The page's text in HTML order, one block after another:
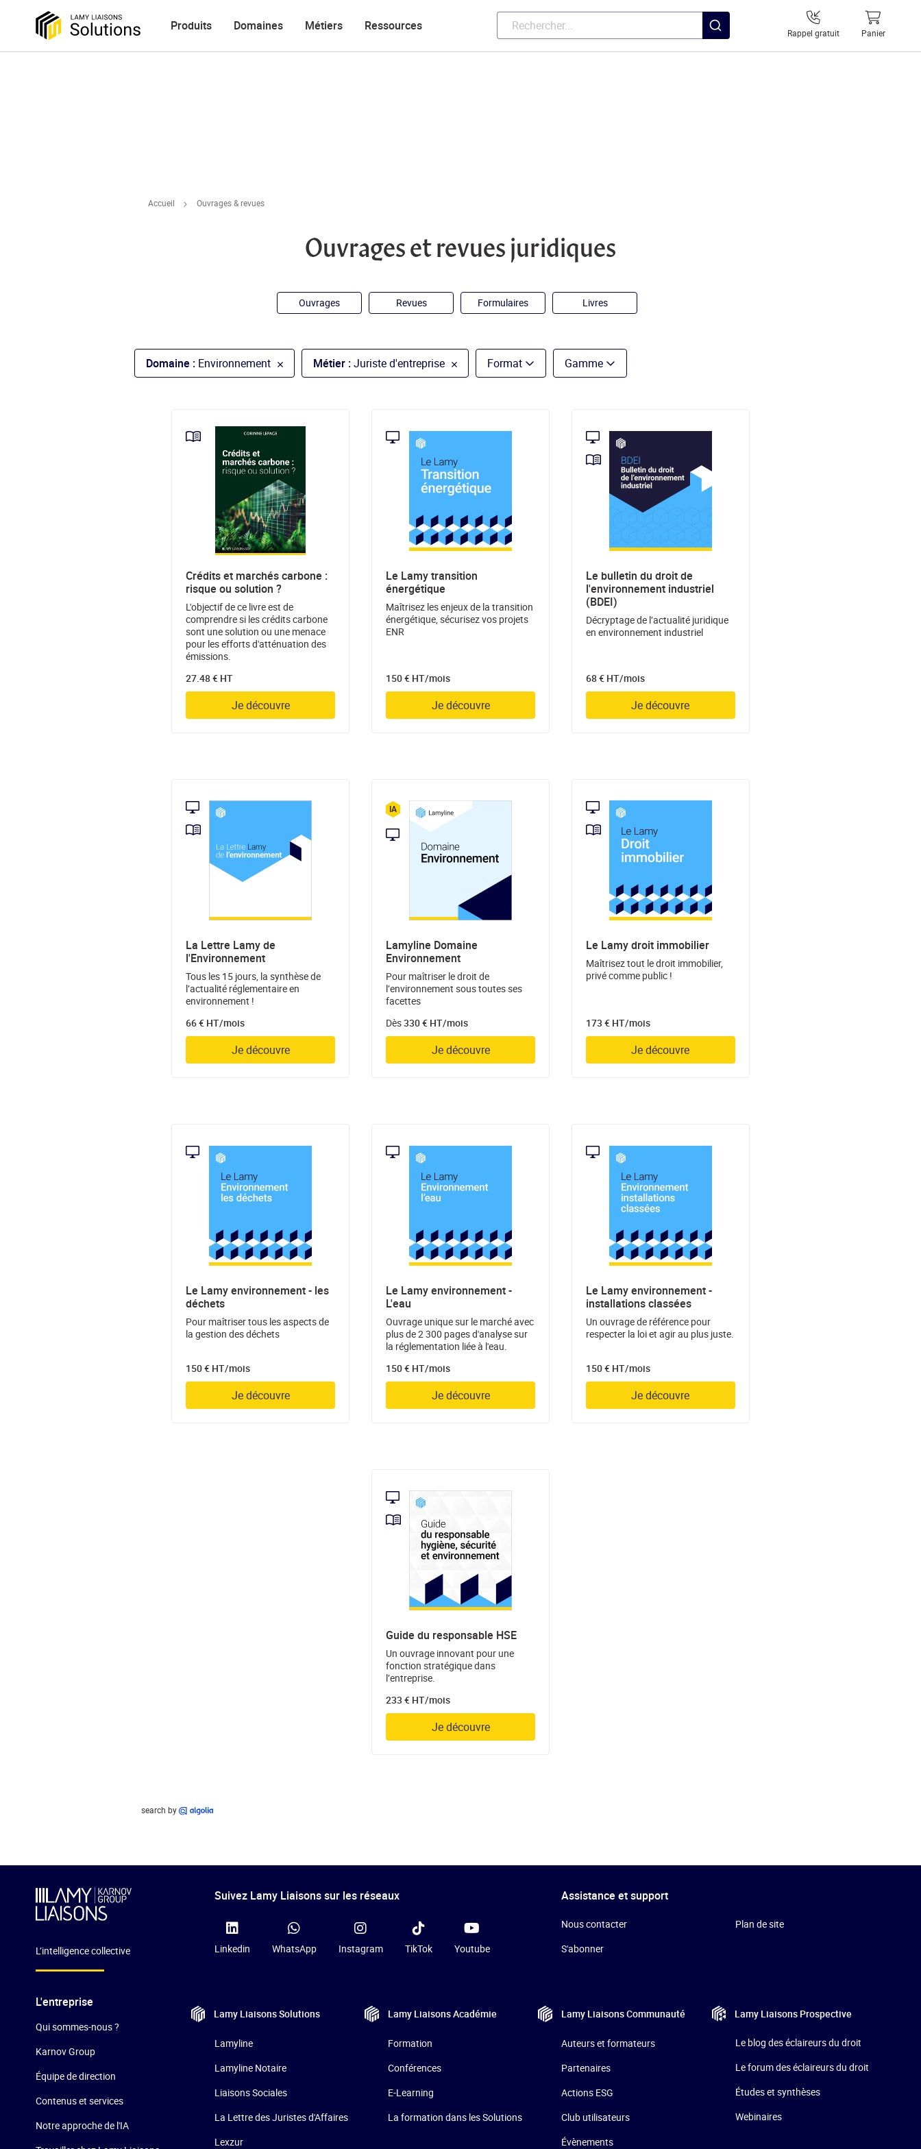
Produits Domaines Métiers Ressources Rappel gratuit Panier
Accueil Ouvrages & revues
Ouvrages et revues juridiques
Ouvrages Revues Formulaires Livres
Domaine : Environnement Métier :Juriste d'entreprise Format Gamme
Crédits et marchés carbone :
risque ou solution ?
L'objectif de ce livre est de
comprendre si les crédits carbone
sont une solution ou une menace
pour les efforts d'atténuation des
émissions.
27.48 € HT
Je découvre
Le Lamy transition
énergétique
Maîtrisez les enjeux de la transition
énergétique, sécurisez vos projets
ENR
150 € HT/mois
Je découvre
Le bulletin du droit de
l'environnement industriel
(BDEI)
Décryptage de l’actualité juridique
en environnement industriel
68 € HT/mois
Je découvre
La Lettre Lamy de
l'Environnement
Tous les 15 jours, la synthèse de
l’actualité réglementaire en
environnement !
66 € HT/mois
Je découvre
Lamyline Domaine
Environnement
Pour maîtriser le droit de
l’environnement sous toutes ses
facettes
Dès330 € HT/mois
Je découvre
Le Lamy droit immobilier
Maîtrisez tout le droit immobilier,
privé comme public !
173 € HT/mois
Je découvre
Le Lamy environnement - les
déchets
Pour maîtriser tous les aspects de
la gestion des déchets
150 € HT/mois
Je découvre
Le Lamy environnement -
L'eau
Ouvrage unique sur le marché avec
plus de 2 300 pages d'analyse sur
la réglementation liée à l'eau.
150 € HT/mois
Je découvre
Le Lamy environnement -
installations classées
Un ouvrage de référence pour
respecter la loi et agir au plus juste.
150 € HT/mois
Je découvre
Guide du responsable HSE
Un ouvrage innovant pour une
fonction stratégique dans
l’entreprise.
233 € HT/mois
Je découvre
search by
L’intelligence collective
L'entreprise
Qui sommes-nous ?
Karnov Group
Équipe de direction
Contenus et services
Notre approche de l'IA
Suivez Lamy Liaisons sur les réseaux
Linkedin WhatsApp Instagram TikTok Youtube
Assistance et support
Nous contacter
S'abonner
Plan de site
Lamy LiaisonsSolutions
Lamyline
Lamyline Notaire
Liaisons Sociales
La Lettre des Juristes d'Affaires
Lexzur
Lamy LiaisonsAcadémie
Formation
Conférences
E-Learning
La formation dans les Solutions
Lamy LiaisonsCommunauté
Auteurs et formateurs
Partenaires
Actions ESG
Club utilisateurs
Évènements
Lamy Liaisons Prospective
Le blog des éclaireurs du droit
Le forum des éclaireurs du droit
Études et synthèses
Webinaires